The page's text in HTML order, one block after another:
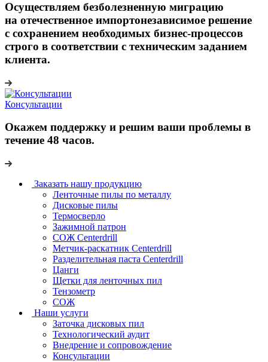
Осуществляем безболезненную миграцию
на отечественное импортонезависимое решение
с сохранением необходимых бизнес-процессов
строго в соответствии с техническим заданием
клиента.
Консультации
Окажем поддержку и решим ваши проблемы в
течение 48 часов.
Заказать нашу продукцию
Ленточные пилы по металлу
Дисковые пилы
Термосверло
Зажимной патрон
СОЖ Centerdrill
Метчик-раскатник Centerdrill
Разделительная паста Centerdrill
Цанги
Щетки для ленточных пил
Тензометр
СОЖ
Наши услуги
Заточка дисковых пил
Технологический аудит
Внедрение и сопровождение
Консультации